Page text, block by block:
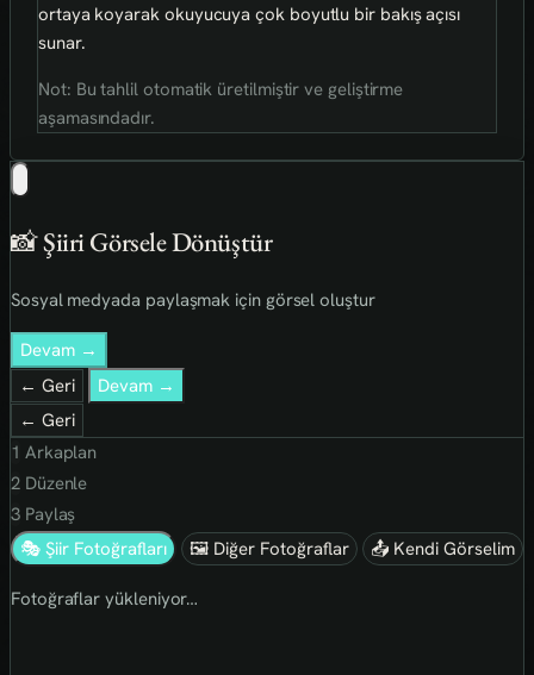
ortaya koyarak okuyucuya çok boyutlu bir bakış açısı
sunar.
Not: Bu tahlil otomatik üretilmiştir ve geliştirme
aşamasındadır.
📸 Şiiri Görsele Dönüştür
Sosyal medyada paylaşmak için görsel oluştur
Devam →
← Geri
Devam →
← Geri
1 Arkaplan
2Düzenle
3Paylaş
🎭 Şiir Fotoğrafları
🖼 Diğer Fotoğraflar 📤 Kendi Görselim
Fotoğraflar yükleniyor…